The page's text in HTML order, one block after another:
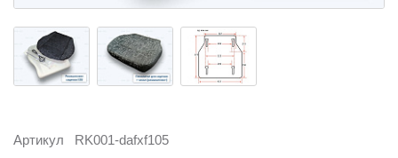
Артикул RK001-dafxf105